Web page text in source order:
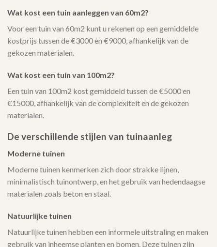
Wat kost een tuin aanleggen van 60m2?
Voor een tuin van 60m2 kunt u rekenen op een gemiddelde
kostprijs tussen de €3000 en €9000, afhankelijk van de
gekozen materialen.
Wat kost een tuin van 100m2?
Een tuin van 100m2 kost gemiddeld tussen de €5000 en
€15000, afhankelijk van de complexiteit en de gekozen
materialen.
De verschillende stijlen van tuinaanleg
Moderne tuinen
Moderne tuinen kenmerken zich door strakke lijnen,
minimalistisch tuinontwerp, en het gebruik van hedendaagse
materialen zoals beton en staal.
Natuurlijke tuinen
Natuurlijke tuinen hebben een informele uitstraling en maken
gebruik van inheemse planten en bomen. Deze tuinen zijn